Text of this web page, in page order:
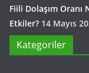
Fiili Dolaşım Oranı
Etkiler? 14 Mayıs
Kategoriler